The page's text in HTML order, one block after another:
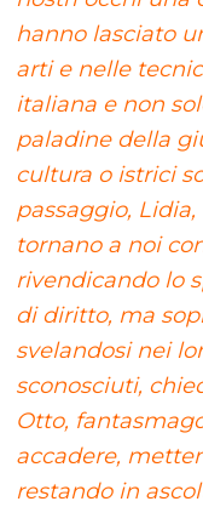
hanno lasciato
arti e nelle
italiana e non
paladine della
cultura o istrici
passaggio,
tornano a noi
rivendicando lo
di diritto, ma
svelandosi nei
sconosciuti,
Otto,
accadere,
restando in